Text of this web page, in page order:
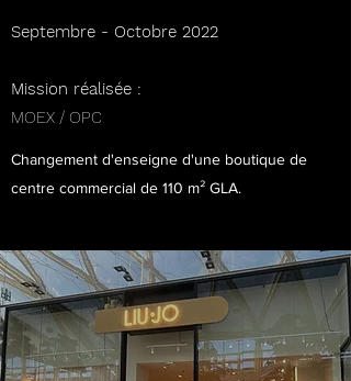
Septembre - Octobre 2022
Mission réalisée :
​MOEX / OPC
Changement d'enseigne d'une boutique de
centre commercial de 110 m² GLA.